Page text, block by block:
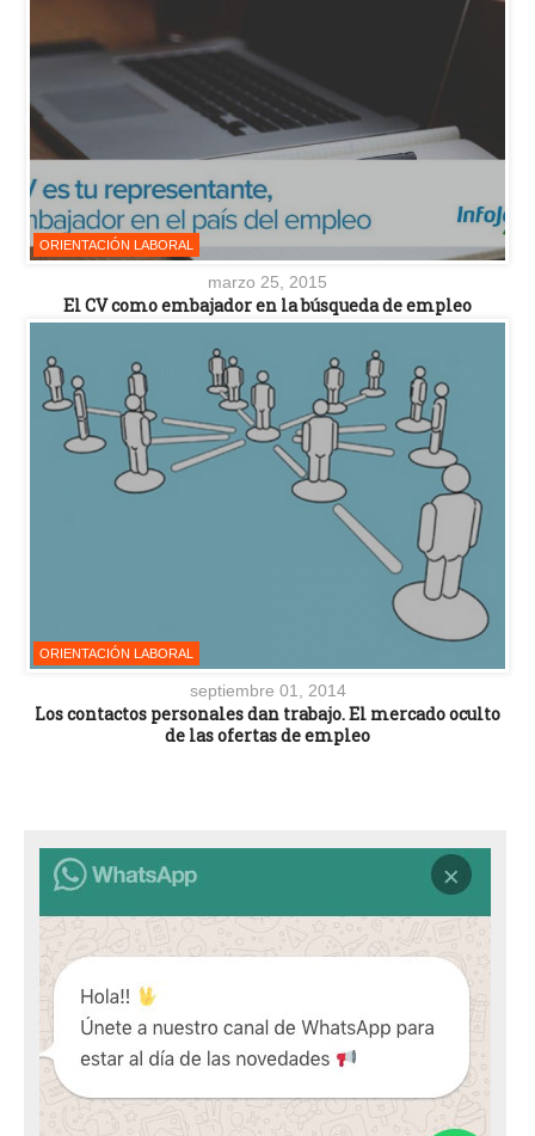
ORIENTACIÓN LABORAL
marzo 25, 2015
El CV como embajador en la búsqueda de empleo
ORIENTACIÓN LABORAL
septiembre 01, 2014
Los contactos personales dan trabajo. El mercado oculto
de las ofertas de empleo